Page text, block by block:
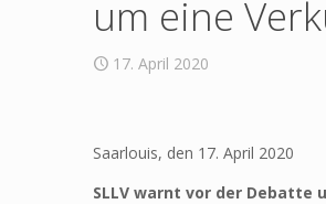
um eine
17. April 2020
Saarlouis, den 17. April 2020
SLLV warnt vor der Debatte